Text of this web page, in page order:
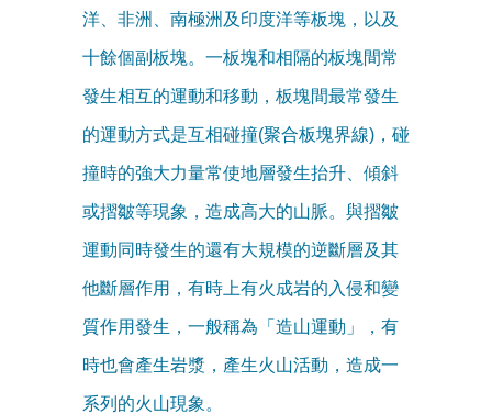
洋、非洲、南極洲及印度洋等板塊，以及
十餘個副板塊。一板塊和相隔的板塊間常
發生相互的運動和移動，板塊間最常發生
的運動方式是互相碰撞(聚合板塊界線)，碰
撞時的強大力量常使地層發生抬升、傾斜
或摺皺等現象，造成高大的山脈。與摺皺
運動同時發生的還有大規模的逆斷層及其
他斷層作用，有時上有火成岩的入侵和變
質作用發生，一般稱為「造山運動」，有
時也會產生岩漿，產生火山活動，造成一
系列的火山現象。